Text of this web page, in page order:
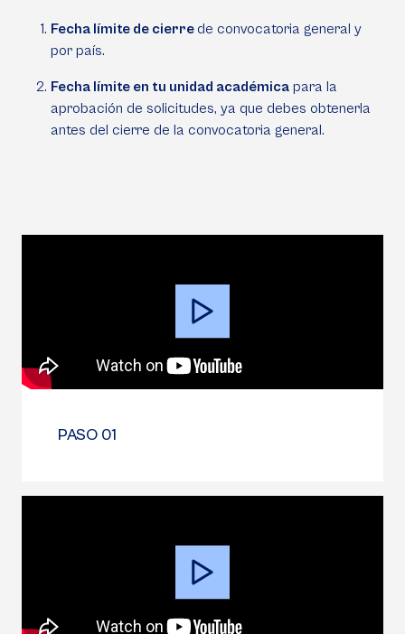
Fecha límite de cierre de convocatoria general y
por país.
Fecha límite en tu unidad académica para la
aprobación de solicitudes, ya que debes obtenerla
antes del cierre de la convocatoria general.
PASO 01